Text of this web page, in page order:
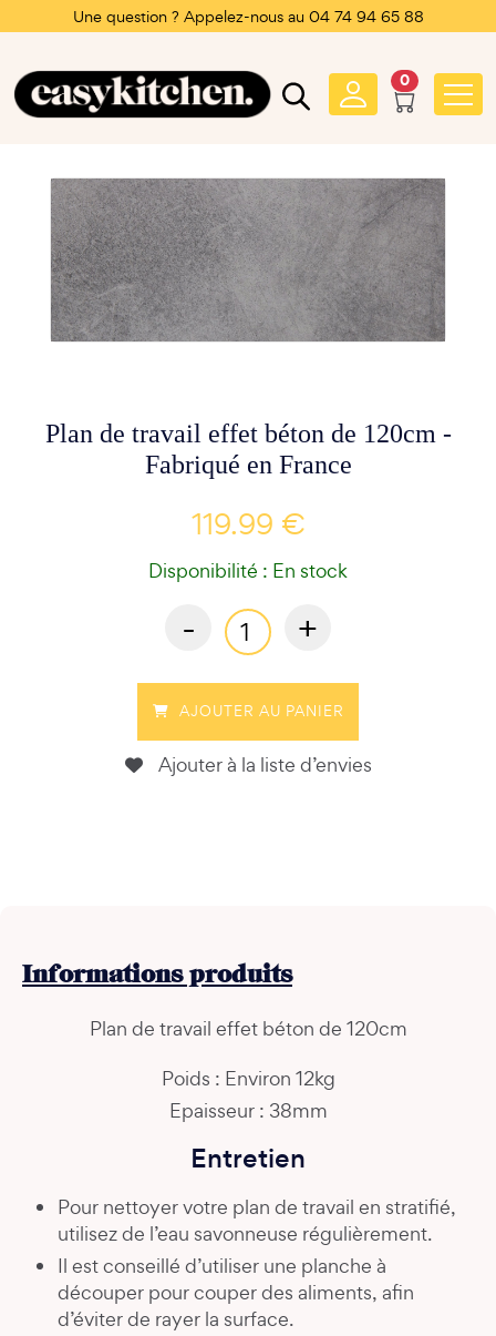
Une question ? Appelez-nous au 04 74 94 65 88
0
Plan de travail effet béton de 120cm -
Fabriqué en France
119.99 €
Disponibilité : En stock
- +
AJOUTER AU PANIER
Ajouter à la liste d’envies
Informationsproduits
Plan de travail effet béton de 120cm
Poids : Environ 12kg
Epaisseur : 38mm
Entretien
Pour nettoyer votre plan de travail en stratifié,
utilisez de l’eau savonneuse régulièrement.
Il est conseillé d’utiliser une planche à
découper pour couper des aliments, afin
d’éviter de rayer la surface.